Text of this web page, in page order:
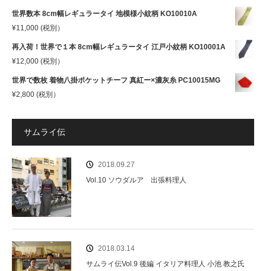
世界数本 8cm幅レギュラータイ 地模様小紋柄 KO10010A
¥11,000 (税別）
再入荷！世界で１本 8cm幅レギュラータイ 江戸小紋柄 KO10001A
¥12,000 (税別）
世界で数枚 着物八掛ポケットチーフ 真紅ー×濃灰糸 PC10015MG
¥2,800 (税別）
サムライ伝
2018.09.27
Vol.10 ソウダルア 出張料理人
2018.03.14
サムライ伝Vol.9 後編 イタリア料理人 小池 教之氏